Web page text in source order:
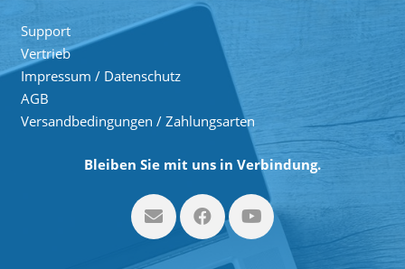
Support
Vertrieb
Impressum / Datenschutz
AGB
Versandbedingungen / Zahlungsarten
Bleiben Sie mit uns in Verbindung.